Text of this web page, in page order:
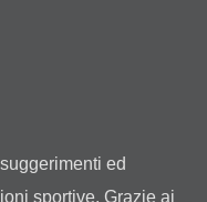
ed
sportive. Grazie ai